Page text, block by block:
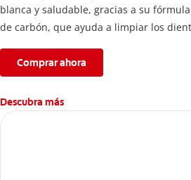
blanca y saludable, gracias a su
de carbón, que ayuda a limpiar los
Comprar ahora
Descubra más